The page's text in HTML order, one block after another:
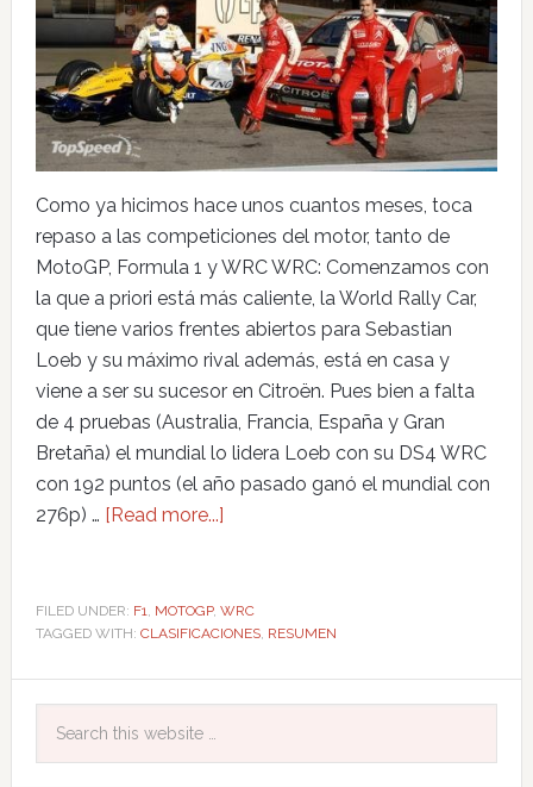
Como ya hicimos hace unos cuantos meses, toca
repaso a las competiciones del motor, tanto de
MotoGP, Formula 1 y WRC WRC: Comenzamos con
la que a priori está más caliente, la World Rally Car,
que tiene varios frentes abiertos para Sebastian
Loeb y su máximo rival además, está en casa y
viene a ser su sucesor en Citroën. Pues bien a falta
de 4 pruebas (Australia, Francia, España y Gran
Bretaña) el mundial lo lidera Loeb con su DS4 WRC
con 192 puntos (el año pasado ganó el mundial con
276p) … [Read more...]
FILED UNDER: F1, MOTOGP, WRC
TAGGED WITH: CLASIFICACIONES, RESUMEN